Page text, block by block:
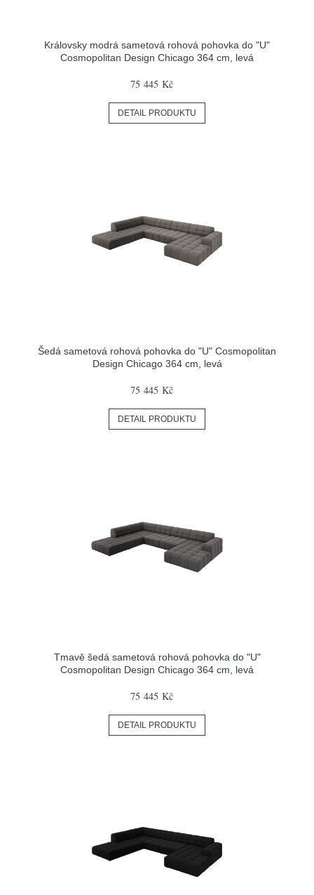
Královsky modrá sametová rohová pohovka do "U"
Cosmopolitan Design Chicago 364 cm, levá
75 445 Kč
DETAIL PRODUKTU
Šedá sametová rohová pohovka do "U" Cosmopolitan
Design Chicago 364 cm, levá
75 445 Kč
DETAIL PRODUKTU
Tmavě šedá sametová rohová pohovka do "U"
Cosmopolitan Design Chicago 364 cm, levá
75 445 Kč
DETAIL PRODUKTU